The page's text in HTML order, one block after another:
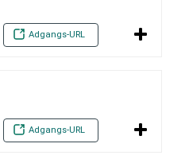
Adgangs-URL
Adgangs-URL